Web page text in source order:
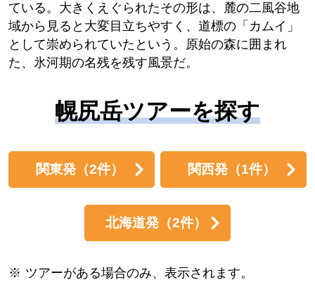
ている。大きくえぐられたその形は、麓の二風谷地
域から見ると大変目立ちやすく、道標の「カムイ」
として崇められていたという。原始の森に囲まれ
た、氷河期の名残を残す風景だ。
幌尻岳ツアーを探す
関東発 （2件） 関西発 （1件）
北海道発（2件）
ツアーがある場合のみ、表示されます。